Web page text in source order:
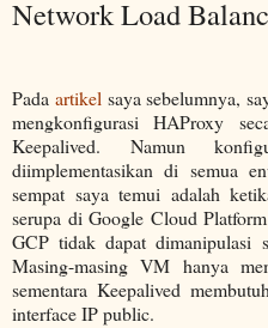
Network Load
Pada artikel saya sebelumnya,
mengkonfigurasi HAProxy
Keepalived. Namun
diimplementasikan di semua
sempat saya temui adalah
serupa di Google Cloud
GCP tidak dapat dimanipulasi
Masing-masing VM hanya
sementara Keepalived
interface IP public.